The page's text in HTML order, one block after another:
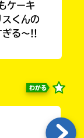
ケーキ
スくんの
る〜!!
わかる